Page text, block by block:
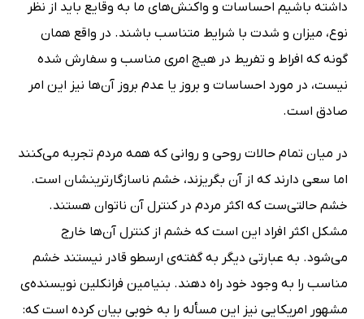
داشته باشیم احساسات و واکنش‌های ما به وقایع باید از نظر
نوع، میزان و شدت با شرایط متناسب باشند. در واقع همان
گونه که افراط و تفریط در هیچ امری مناسب و سفارش شده
نیست، در مورد احساسات و بروز یا عدم بروز آن‌ها نیز این امر
صادق است.
در میان تمام حالات روحی و روانی که همه مردم تجربه می‌کنند
اما سعی دارند که از آن بگریزند، خشم ناسازگارترینشان است.
خشم حالتی‌ست که اکثر مردم در کنترل آن ناتوان هستند.
مشکل اکثر افراد این است که خشم از کنترل آن‌ها خارج
می‌شود. به عبارتی دیگر به گفته‌ی ارسطو قادر نیستند خشم
مناسب را به وجود خود راه دهند. بنیامین فرانکلین نویسنده‌ی
مشهور امریکایی نیز این مسأله را به خوبی بیان کرده است که: